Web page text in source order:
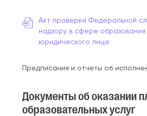
Акт проверки Федеральной
надзору в сфере образования
юридического лица
Предписания и отчеты об
Документы об оказании
образовательных услуг